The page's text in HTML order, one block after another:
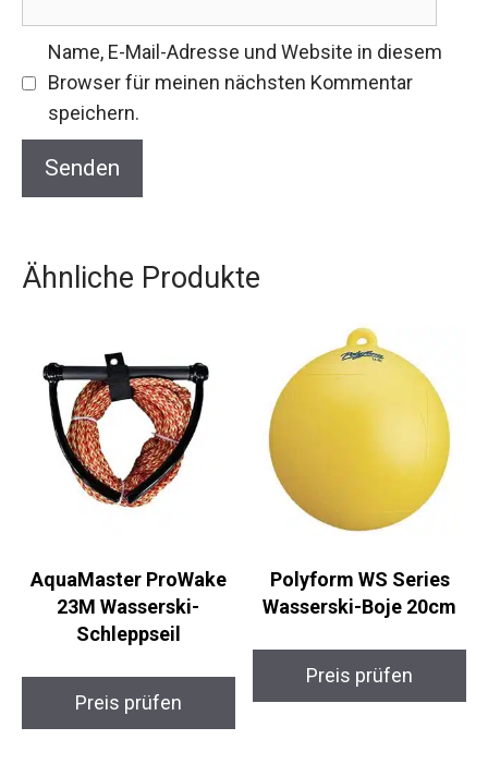
Name, E-Mail-Adresse und Website in diesem
Browser für meinen nächsten Kommentar
speichern.
Ähnliche Produkte
AquaMaster ProWake
23M Wasserski-
Schleppseil
Preis prüfen
Polyform WS Series
Wasserski-Boje 20cm
Preis prüfen